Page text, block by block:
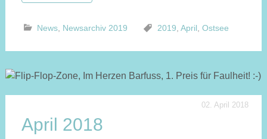
News, Newsarchiv 2019 2019 April Ostsee
02. April 2018
April 2018